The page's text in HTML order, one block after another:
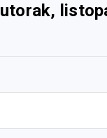
utorak,